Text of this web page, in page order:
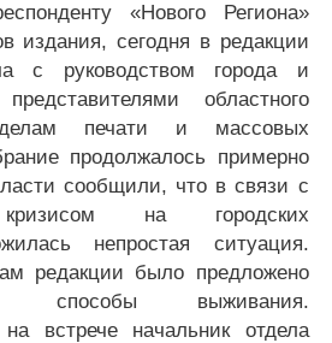
«Нового Региона»
издания, сегодня в редакции
с руководством города и
областного
печати и массовых
продолжалось примерно
сообщили, что в связи с
кризисом на городских
непростая ситуация.
редакции было предложено
способы выживания.
встрече начальник отдела